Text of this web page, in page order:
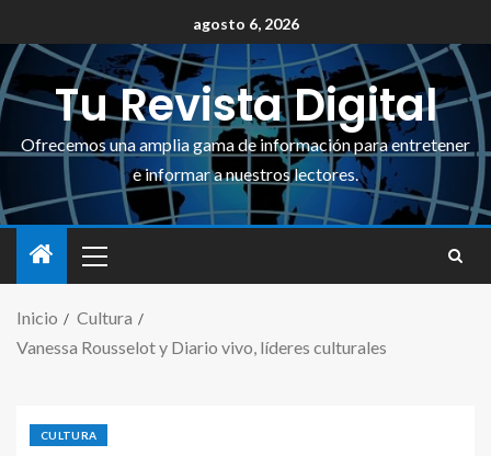
agosto 6, 2026
Tu Revista Digital
Ofrecemos una amplia gama de información para entretener
e informar a nuestros lectores.
Inicio
Cultura
Vanessa Rousselot y Diario vivo, líderes culturales
CULTURA